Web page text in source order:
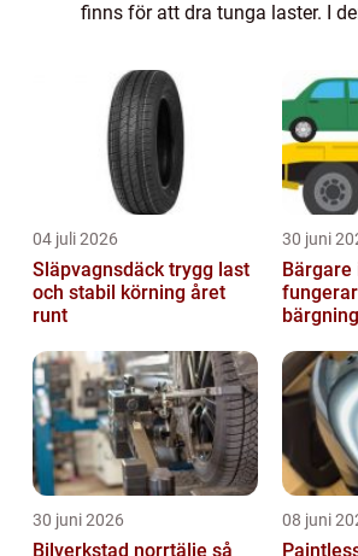
finns för att dra tunga laster. I
elbilar dragvikt, presentera
04 juli 2026
Släpvagnsdäck trygg last
och stabil körning året
runt
30 juni
Bärgare i
30 juni 2026
Bilverkstad norrtälje så
08 juni